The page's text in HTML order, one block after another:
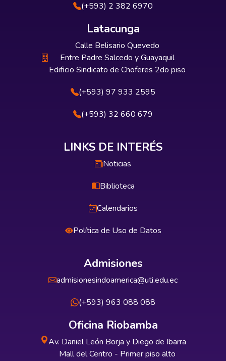
(+593) 2 382 6970
Latacunga
Calle Belisario Quevedo
Entre Padre Salcedo y Guayaquil
Edificio Sindicato de Choferes 2do piso
(+593) 97 933 2595
(+593) 32 660 679
LINKS DE INTERÉS
Noticias
Biblioteca
Calendarios
Política de Uso de Datos
Admisiones
admisionesindoamerica@uti.edu.ec
(+593) 963 088 088
Oficina Riobamba
Av. Daniel León Borja y Diego de Ibarra
Mall del Centro - Primer piso alto